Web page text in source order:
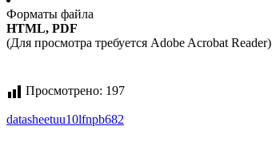
Форматы файла
HTML, PDF
(Для просмотра требуется Adobe Acrobat Reader)
Просмотрено: 197
datasheetuu10lfnpb682